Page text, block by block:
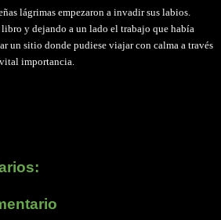
lágrimas empezaron a invadir sus labios.
y dejando a un lado el trabajo que había
un sitio donde pudiese viajar con calma a través
importancia.